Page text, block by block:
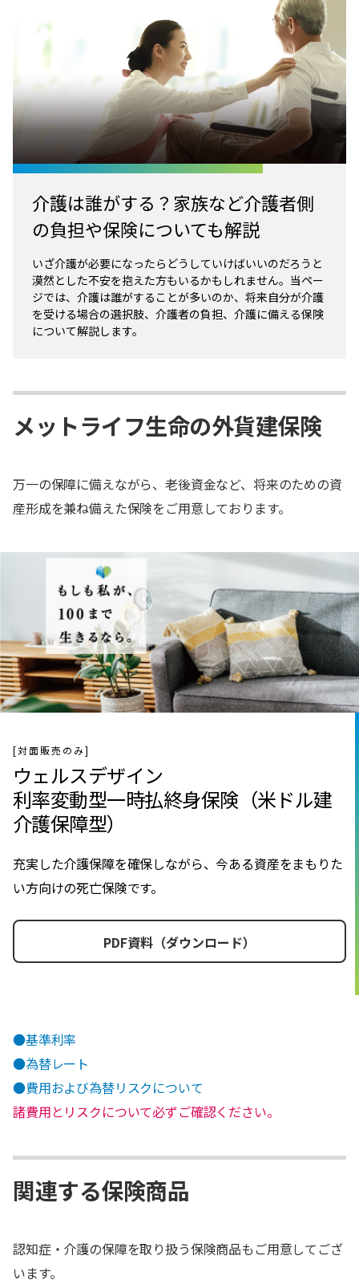
介護は誰がする？家族など介護者側
の負担や保険についても解説
いざ介護が必要になったらどうしていけばいいのだろうと
漠然とした不安を抱えた方もいるかもしれません。当ペー
ジでは、介護は誰がすることが多いのか、将来自分が介護
を受ける場合の選択肢、介護者の負担、介護に備える保険
について解説します。
メットライフ生命の外貨建保険
万一の保障に備えながら、老後資金など、将来のための資
産形成を兼ね備えた保険をご用意しております。
[対面販売のみ]
ウェルスデザイン
利率変動型一時払終身保険（米ドル建
介護保障型）
充実した介護保障を確保しながら、今ある資産をまもりた
い方向けの死亡保険です。
PDF資料（ダウンロード）
●基準利率
●為替レート
●費用および為替リスクについて
諸費用とリスクについて必ずご確認ください。
関連する保険商品
認知症・介護の保障を取り扱う保険商品もご用意してござ
います。